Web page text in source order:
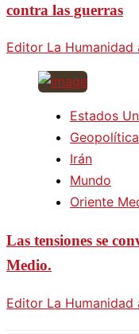
contra las guerras
Editor La Humanidad
Estados
Geopolítica
Irán
Mundo
Oriente
Las tensiones se
Medio.
Editor La Humanidad